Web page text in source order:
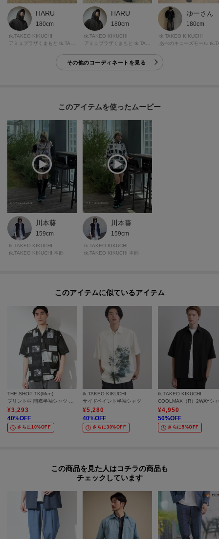
※照明の関係により、実際よりも色味が違って見える場合があります。ま
た、パソコン・スマートフォンなどの環境により、若干製品と画像のカラー
が異なる場合もございます。
HARU
180cm
tk.TAKEO KIKUCHI
HARU
180cm
tk.TAKEO KIKUCHI
ゆーさん
180cm
tk.TAKEO KIKUCHI
その他のコーディネートを見る
このアイテムを使ったムービー
川本葵
159cm
tk.TAKEO KIKUCHI
tk.TAKEO KIKUCHI 本部
川本葵
159cm
tk.TAKEO KIKUCHI
tk.TAKEO KIKUCHI 本部
このアイテムに似ているアイテム
THE SHOP TK(Men)
プリント柄 開襟半袖シャツ 洗濯機OK
¥3,293
40%OFF
さらに10%OFF
tk.TAKEO KIKUCHI
サイドペイント半袖シャツ
¥5,280
40%OFF
さらに30%OFF
tk.TAKEO KIKUCHI
COOLMAX（R）2WAYシ
¥4,950
50%OFF
さらに5%OFF
この商品を見た人はコチラの商品も
チェックしています